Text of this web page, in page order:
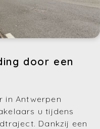
door een
in Antwerpen
u tijdens
Dankzij een